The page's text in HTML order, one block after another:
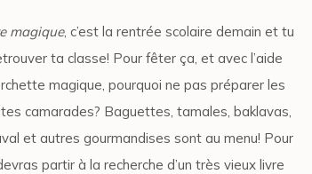
magique, c’est la rentrée scolaire demain et tu
ta classe! Pour fêter ça, et avec l’aide
magique, pourquoi ne pas préparer les
camarades? Baguettes, tamales, baklavas,
et autres gourmandises sont au menu! Pour
partir à la recherche d’un très vieux livre